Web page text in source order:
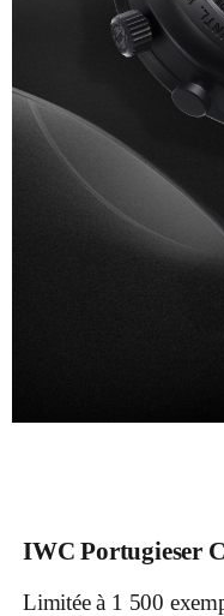
IWCPortugieser
Limitée à 1 500